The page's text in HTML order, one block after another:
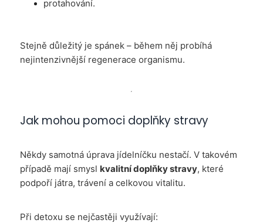
protahování.
Stejně důležitý je spánek – během něj probíhá
nejintenzivnější regenerace organismu.
Jak mohou pomoci doplňky stravy
Někdy samotná úprava jídelníčku nestačí. V takovém
případě mají smysl kvalitní doplňky stravy, které
podpoří játra, trávení a celkovou vitalitu.
Při detoxu se nejčastěji využívají: